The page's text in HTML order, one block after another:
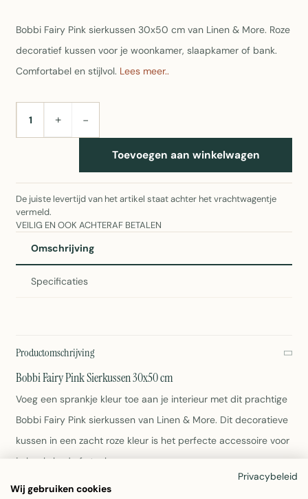
Bobbi Fairy Pink sierkussen 30x50 cm van Linen & More. Roze
decoratief kussen voor je woonkamer, slaapkamer of bank.
Comfortabel en stijlvol. Lees meer..
AANTAL+ −
Toevoegen aan winkelwagen
De juiste levertijd van het artikel staat achter het vrachtwagentje
vermeld.
VEILIG EN OOK ACHTERAF BETALEN
Omschrijving
Specificaties
Productomschrijving
Bobbi Fairy Pink Sierkussen 30x50 cm
Voeg een sprankje kleur toe aan je interieur met dit prachtige
Bobbi Fairy Pink sierkussen van Linen & More. Dit decoratieve
kussen in een zacht roze kleur is het perfecte accessoire voor
je bank, bed of stoel.
Afmetingen: 30x50 cm
Privacybeleid
Wij gebruiken cookies